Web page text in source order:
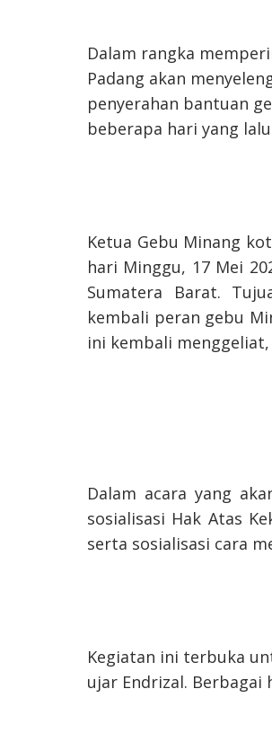
Dalam rangka
Padang akan
penyerahan bantuan
beberapa hari yang
Ketua Gebu Minang
hari Minggu, 17 Mei
Sumatera Barat.
kembali peran gebu
ini kembali
Dalam acara yang
sosialisasi Hak Atas
serta sosialisasi cara
Kegiatan ini terbuka
ujar Endrizal. Berbagai